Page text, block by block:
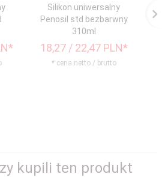
Silikon uniwersalny
Penosil std bezbarwny
310ml
18,27 / 22,47 PLN*
* cena netto / brutto
kupili ten produkt